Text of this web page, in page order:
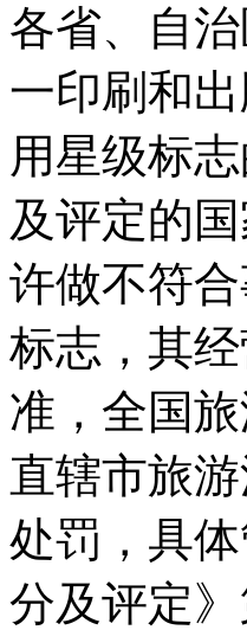
各省、自
一印刷和
用星级标
及评定的
许做不符
标志，其
准，全国
直辖市旅
处罚，具
分及评定》